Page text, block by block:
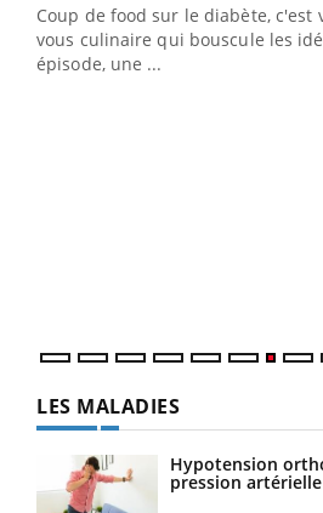
Coup de food sur le diabète, c'est
vous culinaire qui bouscule les
épisode, une ...
LES MALADIES
Hypotension
pression